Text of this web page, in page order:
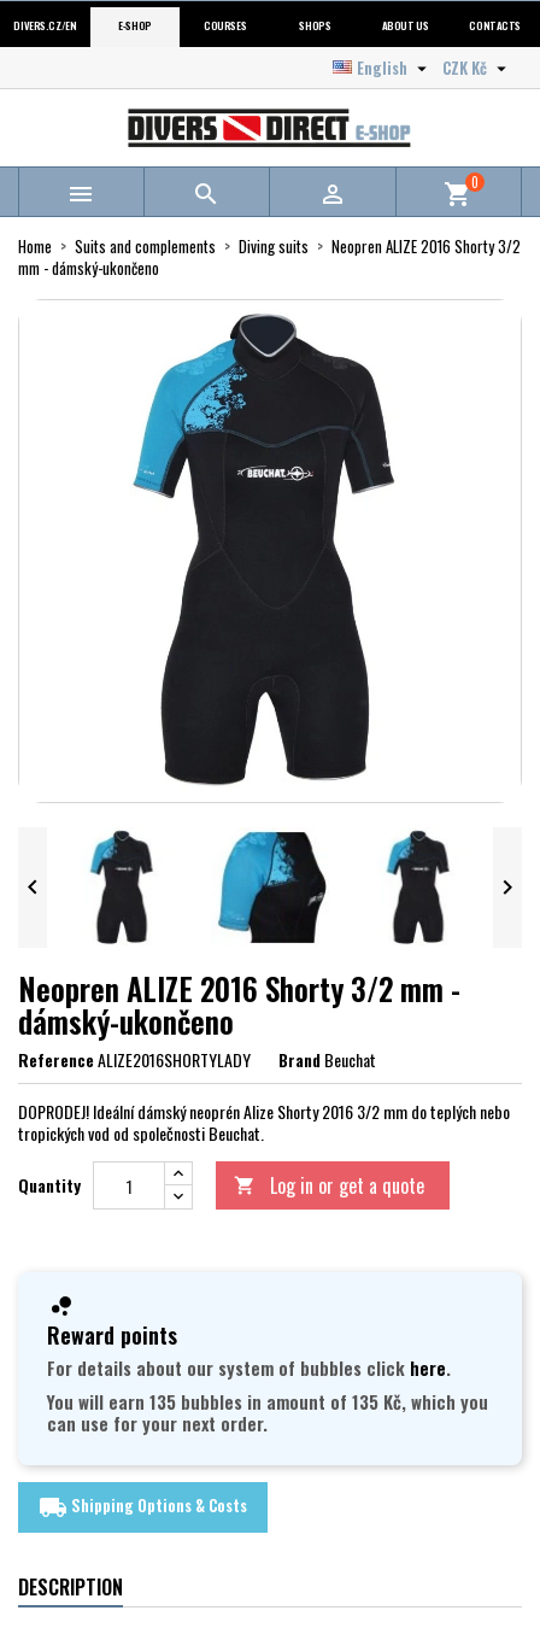
DIVERS.CZ/EN E-SHOP COURSES SHOPS ABOUT US CONTACTS
CZK Kč 
English 
   shopping_cart0
Home Suits and complements Diving suits
Neopren ALIZE 2016 Shorty 3/2
mm - dámský-ukončeno
 
Neopren ALIZE 2016 Shorty 3/2 mm -
dámský-ukončeno
ReferenceALIZE2016SHORTYLADY BrandBeuchat
DOPRODEJ! Ideální dámský neoprén Alize Shorty 2016 3/2 mm do teplých nebo
tropických vod od společnosti Beuchat.
Quantity  Log in or get a quote
Reward points
For details about our system of bubbles click here.
You will earn 135 bubbles in amount of 135 Kč, which you
can use for your next order.
local_shipping Shipping Options & Costs
DESCRIPTION